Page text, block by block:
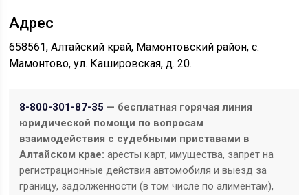
Адрес
658561, Алтайский край, Мамонтовский район, c.
Мамонтово, ул. Кашировская, д. 20.
8-800-301-87-35 — бесплатная горячая линия
юридической помощи по вопросам
взаимодействия с судебными приставами в
Алтайском крае: аресты карт, имущества, запрет на
регистрационные действия автомобиля и выезд за
границу, задолженности (в том числе по алиментам),